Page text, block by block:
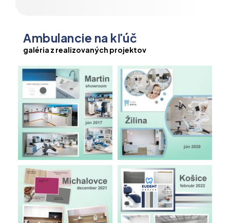
Ambulancie na kľúč
galéria z realizovaných projektov